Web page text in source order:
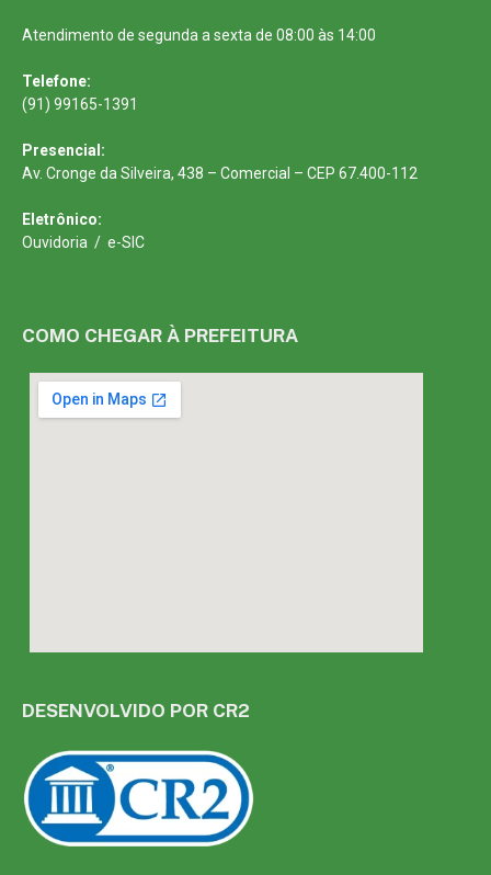
Atendimento de segunda a sexta de 08:00 às 14:00
Telefone:
(91) 99165-1391
Presencial:
Av. Cronge da Silveira, 438 – Comercial – CEP 67.400-112
Eletrônico:
Ouvidoria / e-SIC
COMO CHEGAR À PREFEITURA
DESENVOLVIDO POR CR2